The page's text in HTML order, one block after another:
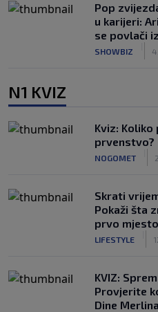
Pop
u karijeri:
se povlači
SHOWBIZ
N1 KVIZ
Kviz:
prvenstvo?
NOGOMET
Skrati
Pokaži šta
prvo
LIFESTYLE
KVIZ:
Provjerite
Dine Merlina